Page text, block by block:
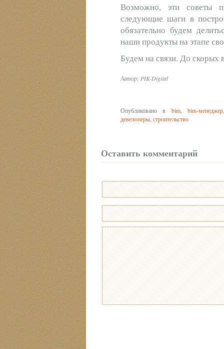
Возможно, эти советы
следующие шаги в
обязательно будем
наши продукты на этапе
Будем на связи. До скорых
Автор: PIK-Digital
Опубликовано в bim,bim-менеджер
девелоперы строительство
Оставить комментарий